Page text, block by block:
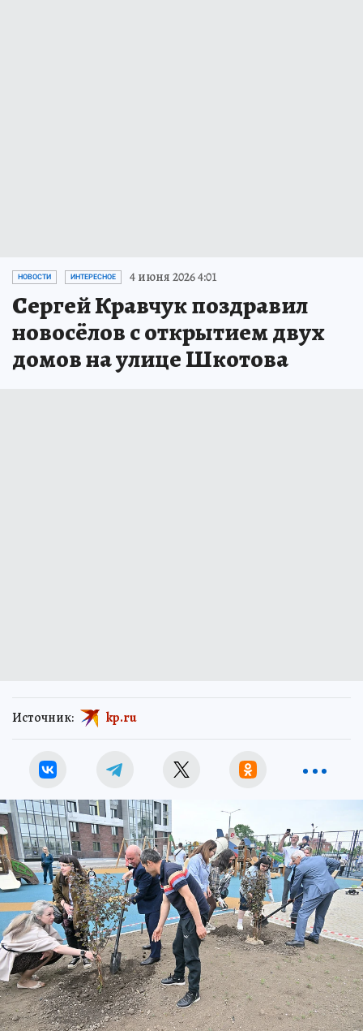
НОВОСТИ ИНТЕРЕСНОЕ 4 июня 2026 4:01
Сергей Кравчук поздравил
новосёлов с открытием двух
домов на улице Шкотова
Источник: kp.ru